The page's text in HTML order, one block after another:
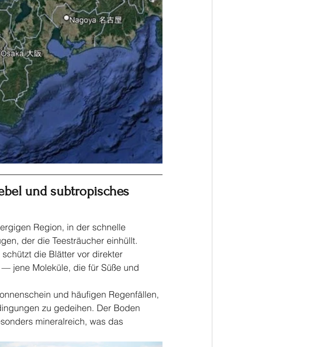
und subtropisches
Region, in der schnelle
der die Teesträucher einhüllt.
die Blätter vor direkter
jene Moleküle, die für Süße und
und häufigen Regenfällen,
zu gedeihen. Der Boden
mineralreich, was das